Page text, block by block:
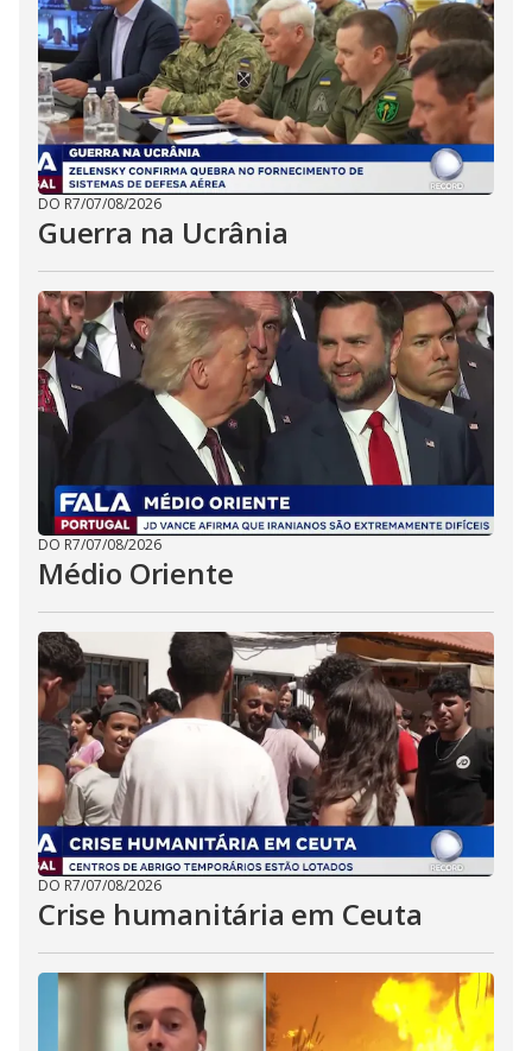
DO R7/07/08/2026
Guerra na Ucrânia
DO R7/07/08/2026
Médio Oriente
DO R7/07/08/2026
Crise humanitária em Ceuta